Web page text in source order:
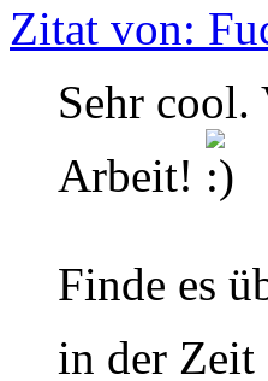
Zitat von:
Sehr
Arbeit!
Finde es
in der